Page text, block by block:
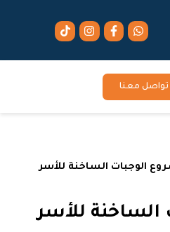
تواصل معنا
الوجبات الساخنة للأسر
للأسر